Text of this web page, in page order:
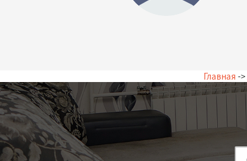
Главная ->